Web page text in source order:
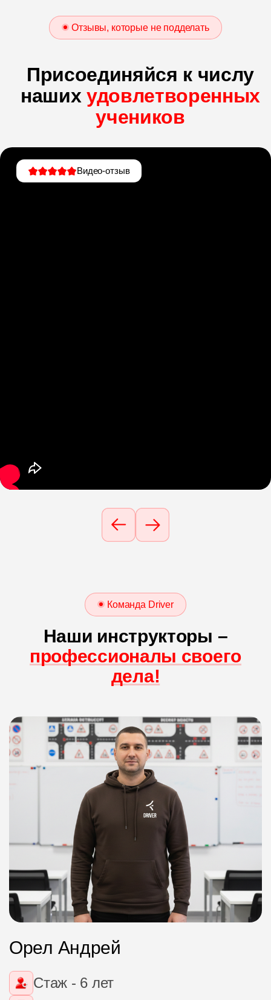
Отзывы, которые не подделать
Присоединяйся к числу
наших удовлетворенных
учеников
Видео-отзыв
Команда Driver
Наши инструкторы –
профессионалы своего
дела!
Орел Андрей
Стаж - 6 лет